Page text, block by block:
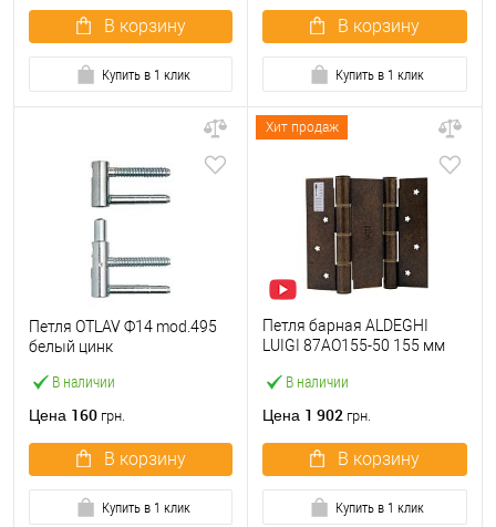
В корзину
Купить в 1 клик
В корзину
Купить в 1 клик
В наличии
Петля OTLAV Ф14 mod.495
белый цинк
Цена 160 грн.
В корзину
Купить в 1 клик
Хит продаж
В наличии
Петля барная ALDEGHI
LUIGI 87AO155-50 155 мм
Цена 1 902 грн.
В корзину
Купить в 1 клик